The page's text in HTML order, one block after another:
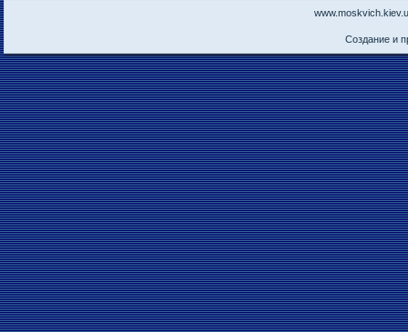
Создание и